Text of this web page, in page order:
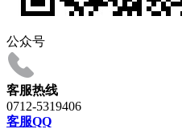
公众号
客服热线
0712-5319406
客服QQ